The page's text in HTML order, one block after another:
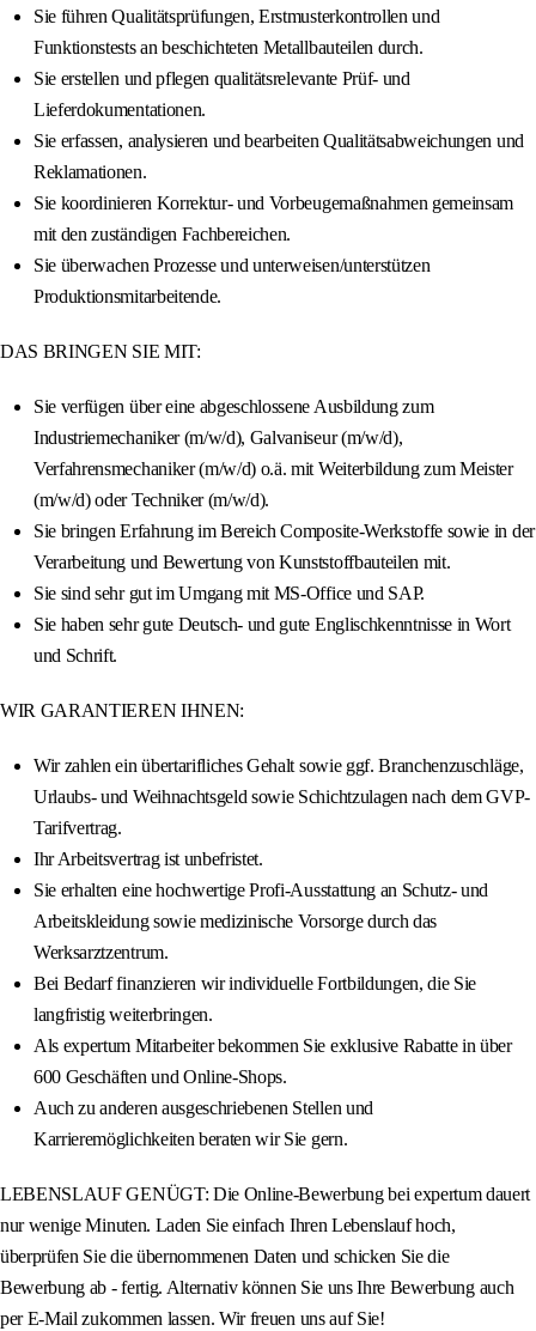
Sie führen Qualitätsprüfungen, Erstmusterkontrollen und
Funktionstests an beschichteten Metallbauteilen durch.
Sie erstellen und pflegen qualitätsrelevante Prüf- und
Lieferdokumentationen.
Sie erfassen, analysieren und bearbeiten Qualitätsabweichungen und
Reklamationen.
Sie koordinieren Korrektur- und Vorbeugemaßnahmen gemeinsam
mit den zuständigen Fachbereichen.
Sie überwachen Prozesse und unterweisen/unterstützen
Produktionsmitarbeitende.
DAS BRINGEN SIE MIT:
Sie verfügen über eine abgeschlossene Ausbildung zum
Industriemechaniker (m/w/d), Galvaniseur (m/w/d),
Verfahrensmechaniker (m/w/d) o.ä. mit Weiterbildung zum Meister
(m/w/d) oder Techniker (m/w/d).
Sie bringen Erfahrung im Bereich Composite-Werkstoffe sowie in der
Verarbeitung und Bewertung von Kunststoffbauteilen mit.
Sie sind sehr gut im Umgang mit MS-Office und SAP.
Sie haben sehr gute Deutsch- und gute Englischkenntnisse in Wort
und Schrift.
WIR GARANTIEREN IHNEN:
Wir zahlen ein übertarifliches Gehalt sowie ggf. Branchenzuschläge,
Urlaubs- und Weihnachtsgeld sowie Schichtzulagen nach dem GVP-
Tarifvertrag.
Ihr Arbeitsvertrag ist unbefristet.
Sie erhalten eine hochwertige Profi-Ausstattung an Schutz- und
Arbeitskleidung sowie medizinische Vorsorge durch das
Werksarztzentrum.
Bei Bedarf finanzieren wir individuelle Fortbildungen, die Sie
langfristig weiterbringen.
Als expertum Mitarbeiter bekommen Sie exklusive Rabatte in über
600 Geschäften und Online-Shops.
Auch zu anderen ausgeschriebenen Stellen und
Karrieremöglichkeiten beraten wir Sie gern.
LEBENSLAUF GENÜGT: Die Online-Bewerbung bei expertum dauert
nur wenige Minuten. Laden Sie einfach Ihren Lebenslauf hoch,
überprüfen Sie die übernommenen Daten und schicken Sie die
Bewerbung ab - fertig. Alternativ können Sie uns Ihre Bewerbung auch
per E-Mail zukommen lassen. Wir freuen uns auf Sie!